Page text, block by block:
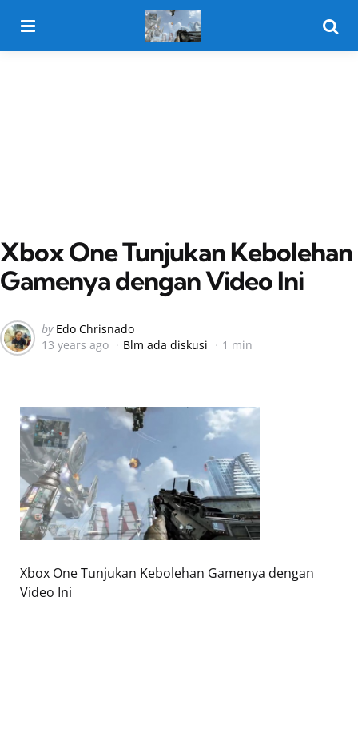
Xbox One Tunjukan Kebolehan
Gamenya dengan Video Ini
Posted
by
by Edo Chrisnado
13 years ago
Blm ada diskusi 1 min
Xbox One Tunjukan Kebolehan Gamenya dengan
Video Ini